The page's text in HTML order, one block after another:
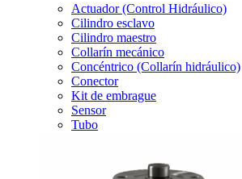
Actuador (Control Hidráulico)
Cilindro esclavo
Cilindro maestro
Collarín mecánico
Concéntrico (Collarín hidráulico)
Conector
Kit de embrague
Sensor
Tubo